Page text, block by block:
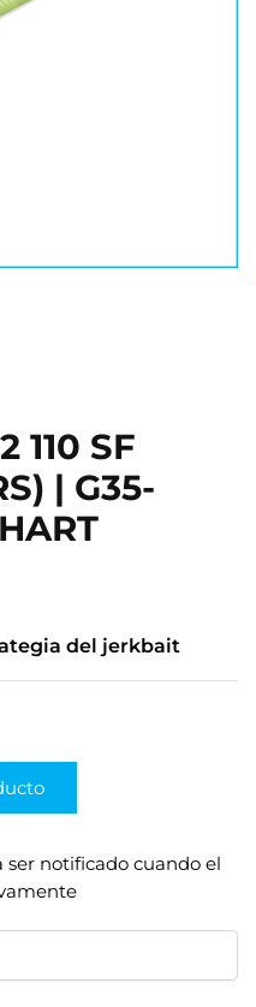
110 SF
| G35-
del jerkbait
ser notificado cuando el